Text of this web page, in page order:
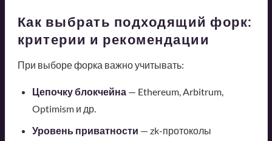
Как выбрать подходящий форк:
критерии и рекомендации
При выборе форка важно учитывать:
Цепочку блокчейна— Ethereum, Arbitrum,
Optimism и др.
Уровень приватности — zk-протоколы